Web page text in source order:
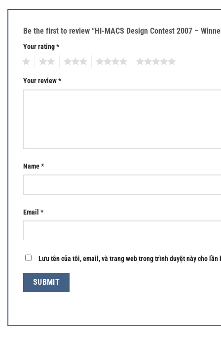
Be the first to review “HI-MACS Design Contest 2007 –
Your rating*
Your review*
Name*
Email *
Lưu tên của tôi, email, và trang web trong trình duyệt này cho